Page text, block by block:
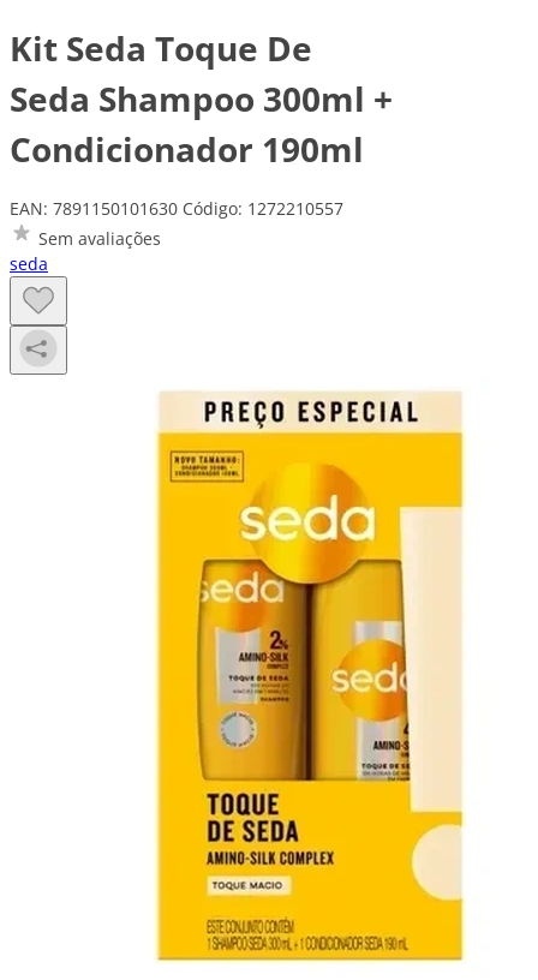
Kit Seda Toque De
Seda Shampoo 300ml +
Condicionador 190ml
EAN: 7891150101630 Código: 1272210557
Sem avaliações
seda